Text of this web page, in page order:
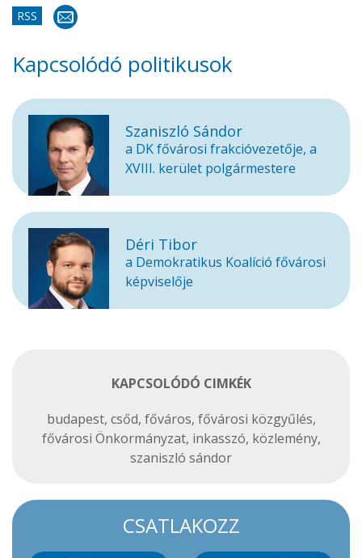
RSS
Kapcsolódó politikusok
Szaniszló Sándor
a DK fővárosi frakcióvezetője, a
XVIII. kerület polgármestere
Déri Tibor
a Demokratikus Koalíció fővárosi
képviselője
KAPCSOLÓDÓ CIMKÉK
budapest, csőd, főváros, fővárosi közgyűlés,
fővárosi Önkormányzat, inkasszó, közlemény,
szaniszló sándor
CSATLAKOZZ